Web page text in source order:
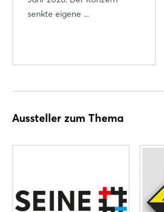
senkte eigene ...
Aussteller zum Thema